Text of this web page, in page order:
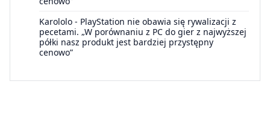
Karololo - PlayStation nie obawia się rywalizacji z
pecetami. „W porównaniu z PC do gier z najwyższej
półki nasz produkt jest bardziej przystępny
cenowo”